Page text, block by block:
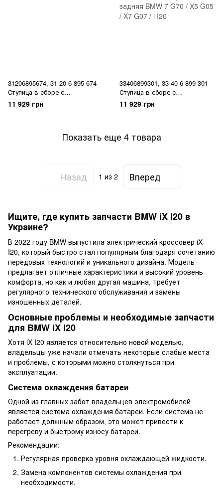
31206895674, 31 20 6 895 674
Ступица в сборе с
подшипником передняя /
задняя BMW 7 G70 / X5 G05 /
11 929 грн
33406899301, 33 40 6 899 301
Ступица в сборе с
подшипником передняя /
задняя BMW 7 G70 / X5 G05 /
11 929 грн
Показать еще 4 товара
Назад 1 из 2 Вперед
Ищите, где купить запчасти BMW iX I20 в
Украине?
В 2022 году BMW выпустила электрический кроссовер iX
I20, который быстро стал популярным благодаря сочетанию
передовых технологий и уникального дизайна. Модель
предлагает отличные характеристики и высокий уровень
комфорта, но как и любая другая машина, требует
регулярного технического обслуживания и замены
изношенных деталей.
Основные проблемы и необходимые запчасти
для BMW iX I20
Хотя iX I20 является относительно новой моделью,
владельцы уже начали отмечать некоторые слабые места
и проблемы, с которыми можно столкнуться при
эксплуатации.
Система охлаждения батареи
Одной из главных забот владельцев электромобилей
является система охлаждения батареи. Если система не
работает должным образом, это может привести к
перегреву и быстрому износу батареи.
Рекомендации:
Регулярная проверка уровня охлаждающей жидкости.
Замена компонентов системы охлаждения при
необходимости.